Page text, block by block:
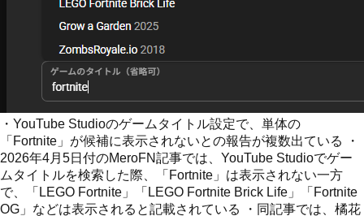
・YouTube Studioのゲームタイトル設定で、単体の
「Fortnite」が候補に表示されないとの報告が複数出ている ・
2026年4月5日付のMeroFN記事では、YouTube Studioでゲー
ムタイトルを検索した際、「Fortnite」は表示されない一方
で、「LEGO Fortnite」「LEGO Fortnite Brick Life」「Fortnite
OG」などは表示されると記載されている ・同記事では、橘花